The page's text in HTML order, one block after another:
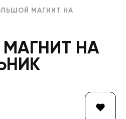
МАГНИТ НА
НА